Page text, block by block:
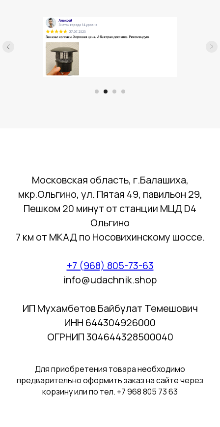
Московская область, г.Балашиха,
мкр.Ольгино, ул. Пятая 49, павильон 29,
Пешком 20 минут от станции МЦД D4
Ольгино
7 км от МКАД по Носовихинскому шоссе.
+7 (968) 805-73-63
info@udachnik.shop
ИП Мухамбетов Байбулат Темешович
ИНН 644304926000
ОГРНИП 304644328500040
Для приобретения товара необходимо
предварительно оформить заказ на сайте через
корзину или по тел. +7 968 805 73 63